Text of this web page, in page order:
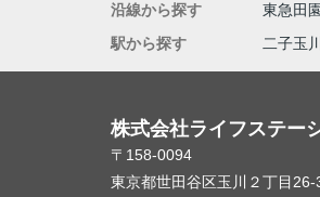
沿線から探す
東急田
駅から探す
二子玉川
株式会社ライフステー
〒158-0094
東京都世田谷区玉川２丁目